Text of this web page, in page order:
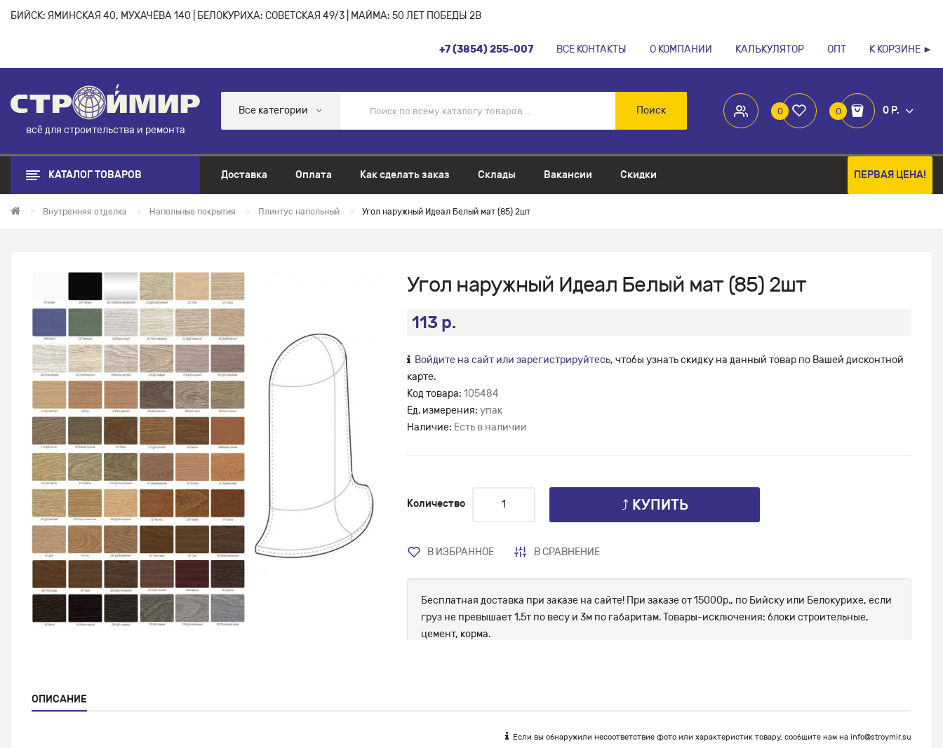
БИЙСК: ЯМИНСКАЯ 40, МУХАЧЁВА 140 | БЕЛОКУРИХА: СОВЕТСКАЯ 49/3 | МАЙМА: 50 ЛЕТ ПОБЕДЫ 2В
+7 (3854) 255-007 ВСЕ КОНТАКТЫ О КОМПАНИИ КАЛЬКУЛЯТОР ОПТ К КОРЗИНЕ ►
всё для строительства и ремонта
0 0 0 Р.
Все категории Поиск
КАТАЛОГ ТОВАРОВ Доставка Оплата Как сделать заказ Склады Вакансии Скидки ПЕРВАЯ ЦЕНА!
Внутренняя отделка Напольные покрытия Плинтус напольный Угол наружный Идеал Белый мат (85) 2шт
Угол наружный Идеал Белый мат (85) 2шт
113 р.
Войдите на сайт или зарегистрируйтесь, чтобы узнать скидку на данный товар по Вашей дисконтной
карте.
Код товара: 105484
Ед. измерения: упак
Наличие: Есть в наличии
Количество ⤴ КУПИТЬ
В ИЗБРАННОЕ В СРАВНЕНИЕ
Бесплатная доставка при заказе на сайте! При заказе от 15000р., по Бийску или Белокурихе, если
груз не превышает 1.5т по весу и 3м по габаритам. Товары-исключения: блоки строительные,
цемент, корма.
ОПИСАНИЕ
Если вы обнаружили несоответствие фото или характеристик товару, сообщите нам на info@stroymir.su